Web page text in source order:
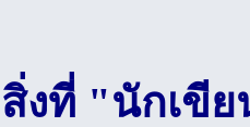
สิ่งที่ "นักเขี